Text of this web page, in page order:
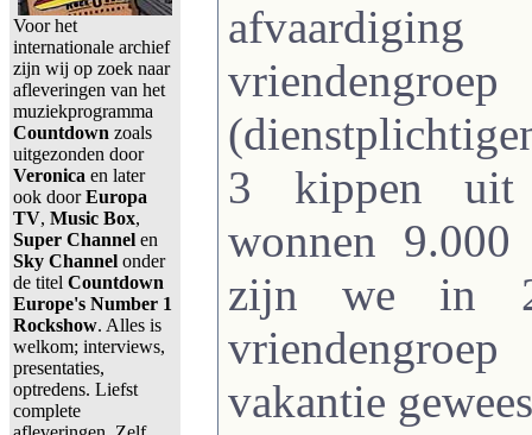
Voor het
internationale archief
zijn wij op zoek naar
afleveringen van het
muziekprogramma
Countdown zoals
uitgezonden door
Veronica en later
ook doorEuropa
TV, Music Box,
Super Channel en
Sky Channel onder
de titel Countdown
Europe's Number 1
Rockshow. Alles is
welkom; interviews,
presentaties,
optredens. Liefst
complete
3 kippen uit
wonnen 9.000
zijn we in
vakantie